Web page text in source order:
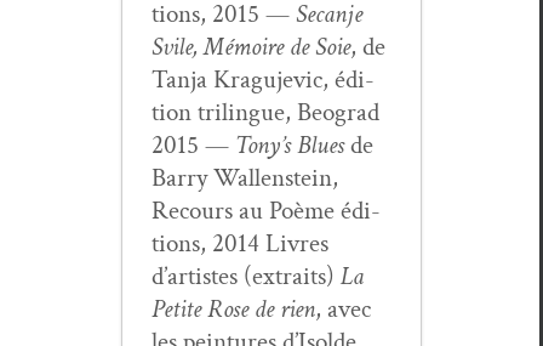
tions, 2015 — Secan­je
Svile, Mémoire de Soie, de
Tan­ja Kragu­je­vic, édi­
tion trilingue, Beograd
2015 — Tony’s Bluesde
Bar­ry Wal­len­stein,
Recours au Poème édi­
tions, 2014 Livres
d’artistes (extraits) La
Petite Rose de rien, avec